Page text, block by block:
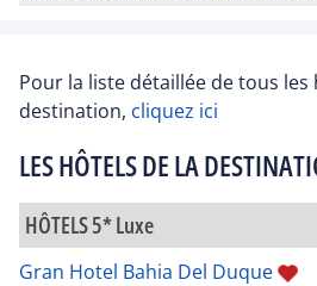
Pour la liste détaillée de tous les
destination, cliquez ici
LES HÔTELS DE LA
HÔTELS 5* Luxe
Gran Hotel Bahia Del Duque